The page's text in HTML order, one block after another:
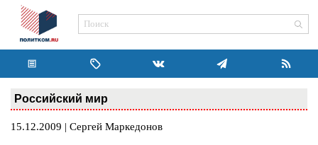
Российский мир
15.12.2009 | Сергей Маркедонов